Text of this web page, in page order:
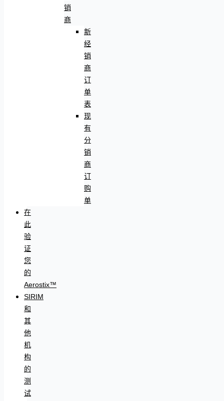
销
商
新
经
销
商
订
单
表
现
有
分
销
商
订
购
单
在
此
验
证
您
的
Aerostix™
SIRIM
和
其
他
机
构
的
测
试